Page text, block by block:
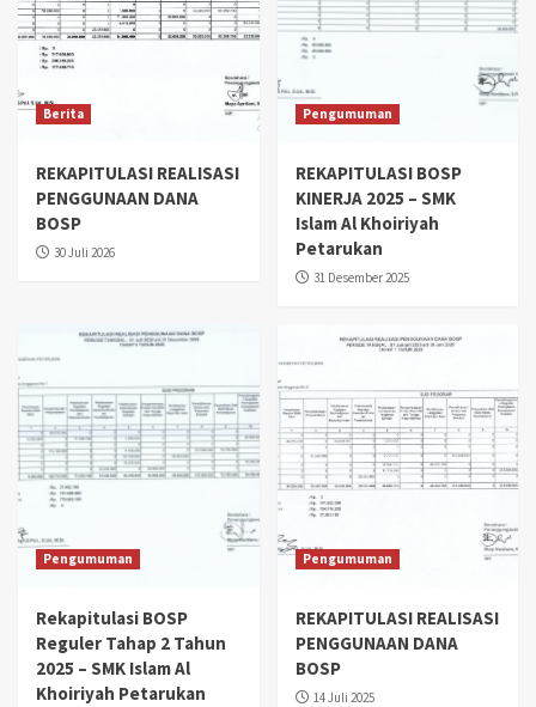
Berita
REKAPITULASI REALISASI
PENGGUNAAN DANA
BOSP
30 Juli 2026
Pengumuman
REKAPITULASI BOSP
KINERJA 2025 – SMK
Islam Al Khoiriyah
Petarukan
31 Desember 2025
Pengumuman
Rekapitulasi BOSP
Reguler Tahap 2 Tahun
2025 – SMK Islam Al
Khoiriyah Petarukan
Pengumuman
REKAPITULASI REALISASI
PENGGUNAAN DANA
BOSP
14 Juli 2025